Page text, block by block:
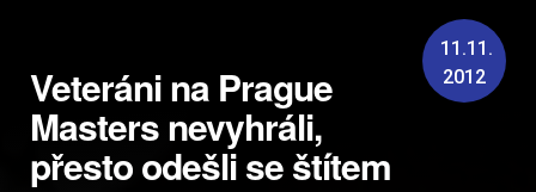
Veteráni na Prague
Masters nevyhráli,
přesto odešli se štítem
11.11.
2012